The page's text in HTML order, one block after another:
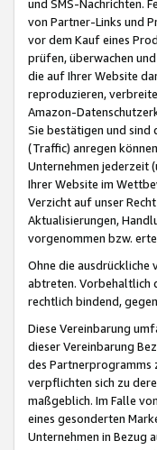
und SMS-Nachrichten.
von Partner-Links und
vor dem Kauf eines
prüfen, überwachen
die auf Ihrer Website
reproduzieren,
Amazon-
Sie bestätigen und sind
(Traffic) anregen
Unternehmen jederzeit
Ihrer Website im
Verzicht auf unser
Aktualisierungen,
vorgenommen bzw.
Ohne die ausdrückliche
abtreten. Vorbehaltlich
rechtlich bindend,
Diese Vereinbarung
dieser Vereinbarung
des
verpflichten sich zu
maßgeblich. Im Falle
eines gesonderten
Unternehmen in Bezug